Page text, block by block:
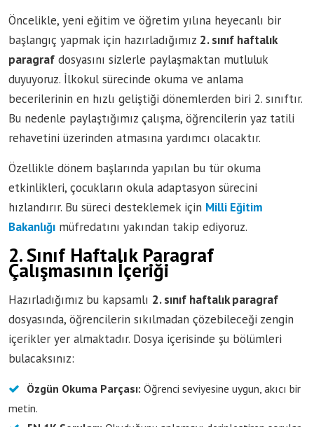
Öncelikle, yeni eğitim ve öğretim yılına heyecanlı bir
başlangıç yapmak için hazırladığımız 2. sınıf haftalık
paragraf dosyasını sizlerle paylaşmaktan mutluluk
duyuyoruz. İlkokul sürecinde okuma ve anlama
becerilerinin en hızlı geliştiği dönemlerden biri 2. sınıftır.
Bu nedenle paylaştığımız çalışma, öğrencilerin yaz tatili
rehavetini üzerinden atmasına yardımcı olacaktır.
Özellikle dönem başlarında yapılan bu tür okuma
etkinlikleri, çocukların okula adaptasyon sürecini
hızlandırır. Bu süreci desteklemek için Milli Eğitim
Bakanlığı müfredatını yakından takip ediyoruz.
2. Sınıf Haftalık Paragraf
Çalışmasının İçeriği
Hazırladığımız bu kapsamlı 2. sınıf haftalık paragraf
dosyasında, öğrencilerin sıkılmadan çözebileceği zengin
içerikler yer almaktadır. Dosya içerisinde şu bölümleri
bulacaksınız:
Özgün Okuma Parçası: Öğrenci seviyesine uygun, akıcı bir
metin.